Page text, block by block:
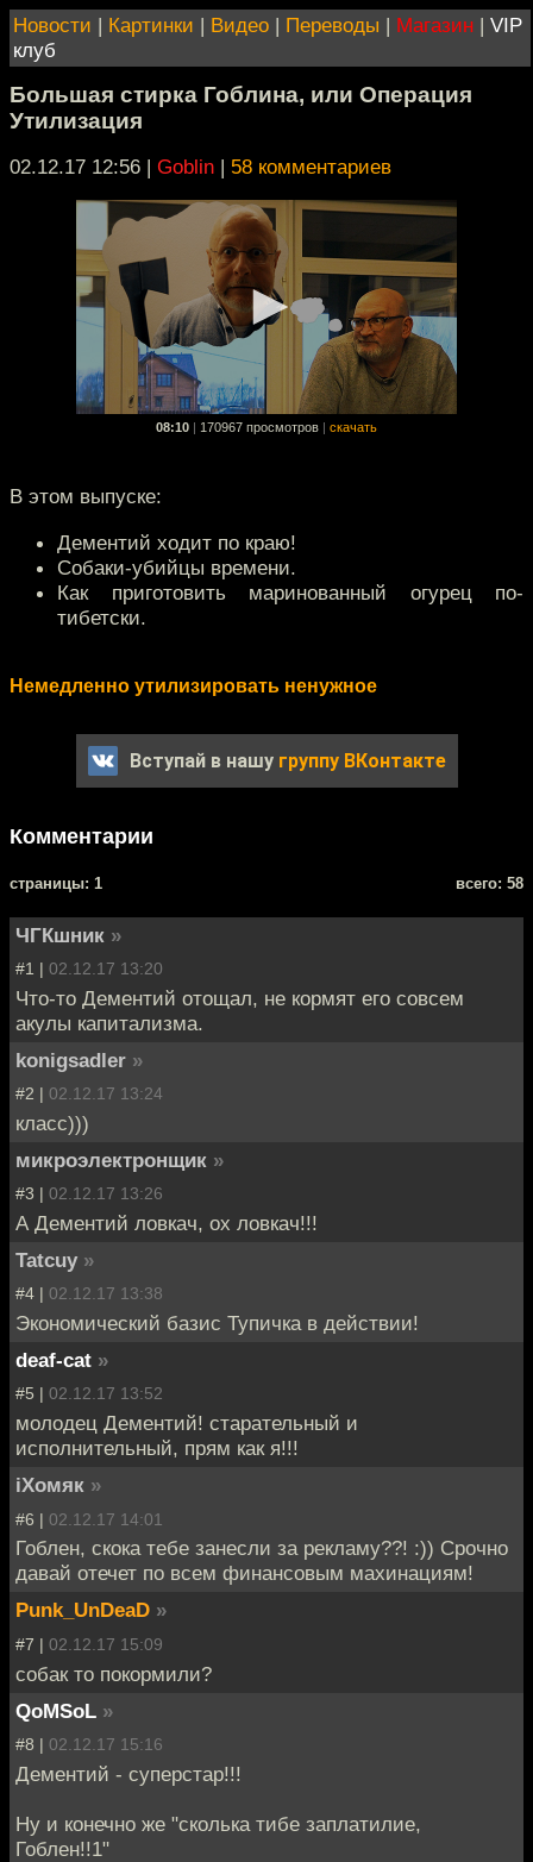
Новости | Картинки | Видео | Переводы | Магазин | VIP
клуб
Большая стирка Гоблина, или Операция
Утилизация
02.12.17 12:56 | Goblin | 58 комментариев
08:10 170967 просмотров скачать
В этом выпуске:
Дементий ходит по краю!
Собаки-убийцы времени.
Как приготовить маринованный огурец по-
тибетски.
Немедленно утилизировать ненужное
Вступай в нашу группу ВКонтакте
Комментарии
cтраницы: 1 всего: 58
ЧГКшник »
#1 | 02.12.17 13:20
Что-то Дементий отощал, не кормят его совсем
акулы капитализма.
konigsadler »
#2 | 02.12.17 13:24
класс)))
микроэлектронщик »
#3 | 02.12.17 13:26
А Дементий ловкач, ох ловкач!!!
Tatcuy »
#4 | 02.12.17 13:38
Экономический базис Тупичка в действии!
deaf-cat »
#5 | 02.12.17 13:52
молодец Дементий! старательный и
исполнительный, прям как я!!!
iХомяк »
#6 | 02.12.17 14:01
Гоблен, скока тебе занесли за рекламу??! :)) Срочно
давай отечет по всем финансовым махинациям!
Punk_UnDeaD »
#7 | 02.12.17 15:09
собак то покормили?
QoMSoL »
#8 | 02.12.17 15:16
Дементий - суперстар!!!
Ну и конечно же "сколька тибе заплатилие,
Гоблен!!1"